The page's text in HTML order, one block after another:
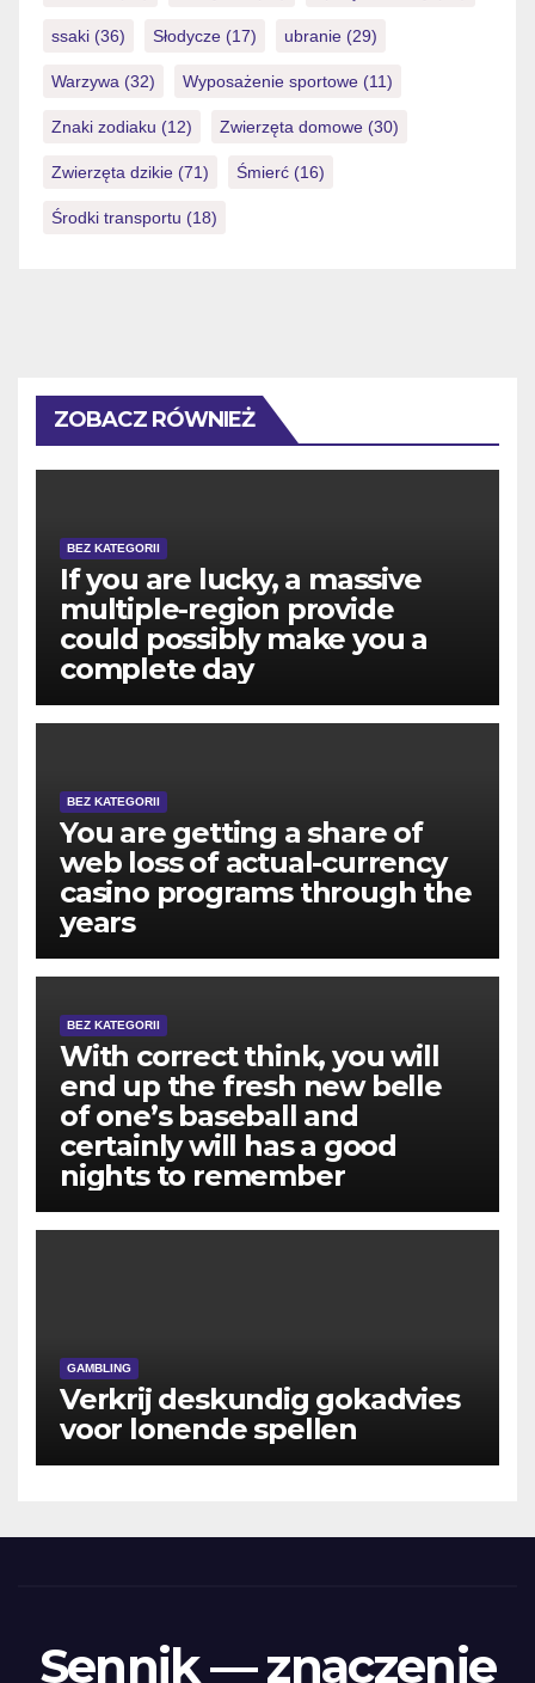
ssaki (36) Słodycze (17) ubranie (29)
Warzywa (32) Wyposażenie sportowe (11)
Znaki zodiaku (12) Zwierzęta domowe (30)
Zwierzęta dzikie (71) Śmierć (16)
Środki transportu (18)
ZOBACZ RÓWNIEŻ
BEZ KATEGORII
If you are lucky, a massive
multiple-region provide
could possibly make you a
complete day
BEZ KATEGORII
You are getting a share of
web loss of actual-currency
casino programs through the
years
BEZ KATEGORII
With correct think, you will
end up the fresh new belle
of one’s baseball and
certainly will has a good
nights to remember
GAMBLING
Verkrij deskundig gokadvies
voor lonende spellen
Sennik — znaczenie